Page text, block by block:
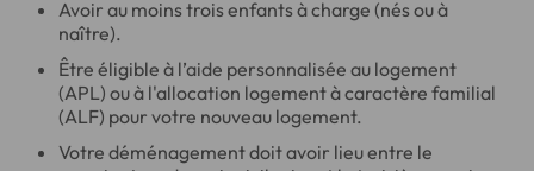
Avoir au moins trois enfants à charge (nés ou à
naître).
Être éligible à l’aide personnalisée au logement
(APL) ou à l'allocation logement à caractère familial
(ALF) pour votre nouveau logement.
Votre déménagement doit avoir lieu entre le